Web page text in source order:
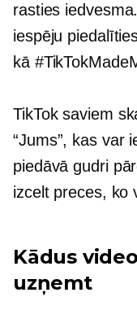
rasties
iespēju
kā
TikTok saviem
“Jums”, kas var
piedāvā gudri
izcelt preces, ko
Kādus
uzņemt